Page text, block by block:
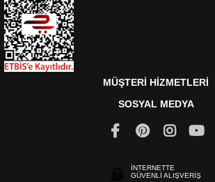
MÜŞTERİ HİZMETLERİ
SOSYAL MEDYA
İNTERNETTE
GÜVENLİ ALIŞVERİŞ